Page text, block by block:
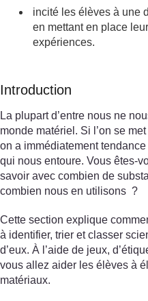
incité les élèves à une
en mettant en place
expériences.
Introduction
La plupart d’entre nous ne
monde matériel. Si l’on se
on a immédiatement
qui nous entoure. Vous êtes-
savoir avec combien de
combien nous en utilisons ?
Cette section explique
à identifier, trier et classer
d’eux. À l’aide de jeux,
vous allez aider les élèves à
matériaux.